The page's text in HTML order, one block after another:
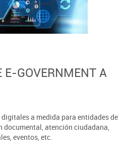
E-GOVERNMENT A
a medida para entidades de
documental, atención ciudadana,
eventos, etc.